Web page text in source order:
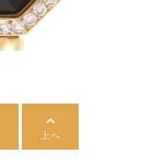

上へ